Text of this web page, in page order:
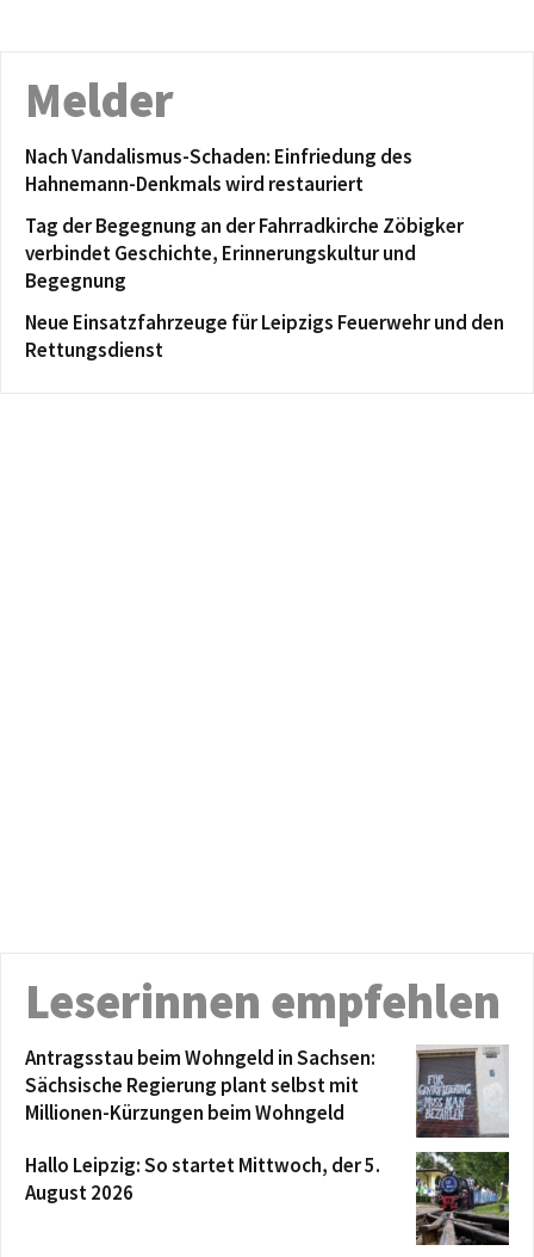
Melder
Nach Vandalismus-Schaden: Einfriedung des
Hahnemann-Denkmals wird restauriert
Tag der Begegnung an der Fahrradkirche Zöbigker
verbindet Geschichte, Erinnerungskultur und
Begegnung
Neue Einsatzfahrzeuge für Leipzigs Feuerwehr und den
Rettungsdienst
Leserinnen empfehlen
Antragsstau beim Wohngeld in Sachsen:
Sächsische Regierung plant selbst mit
Millionen-Kürzungen beim Wohngeld
Hallo Leipzig: So startet Mittwoch, der 5.
August 2026